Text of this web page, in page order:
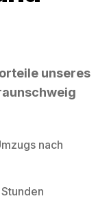
unseres
nach